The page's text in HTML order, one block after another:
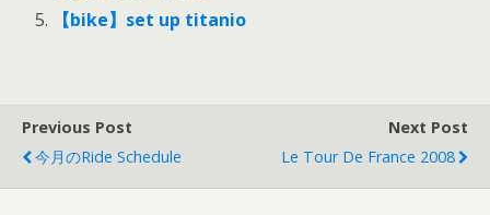
【bike】set up titanio
Previous Post
今月のRide Schedule
Next Post
Le Tour De France 2008